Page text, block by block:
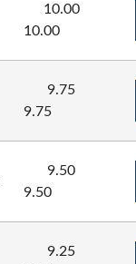
10.00
10.00
9.75
9.75
9.50
9.50
9.25